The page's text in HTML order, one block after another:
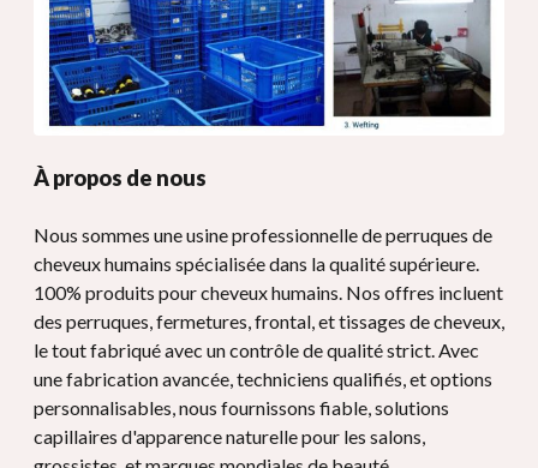
À propos de nous
Nous sommes une usine professionnelle de perruques de
cheveux humains spécialisée dans la qualité supérieure.
100% produits pour cheveux humains. Nos offres incluent
des perruques, fermetures, frontal, et tissages de cheveux,
le tout fabriqué avec un contrôle de qualité strict. Avec
une fabrication avancée, techniciens qualifiés, et options
personnalisables, nous fournissons fiable, solutions
capillaires d'apparence naturelle pour les salons,